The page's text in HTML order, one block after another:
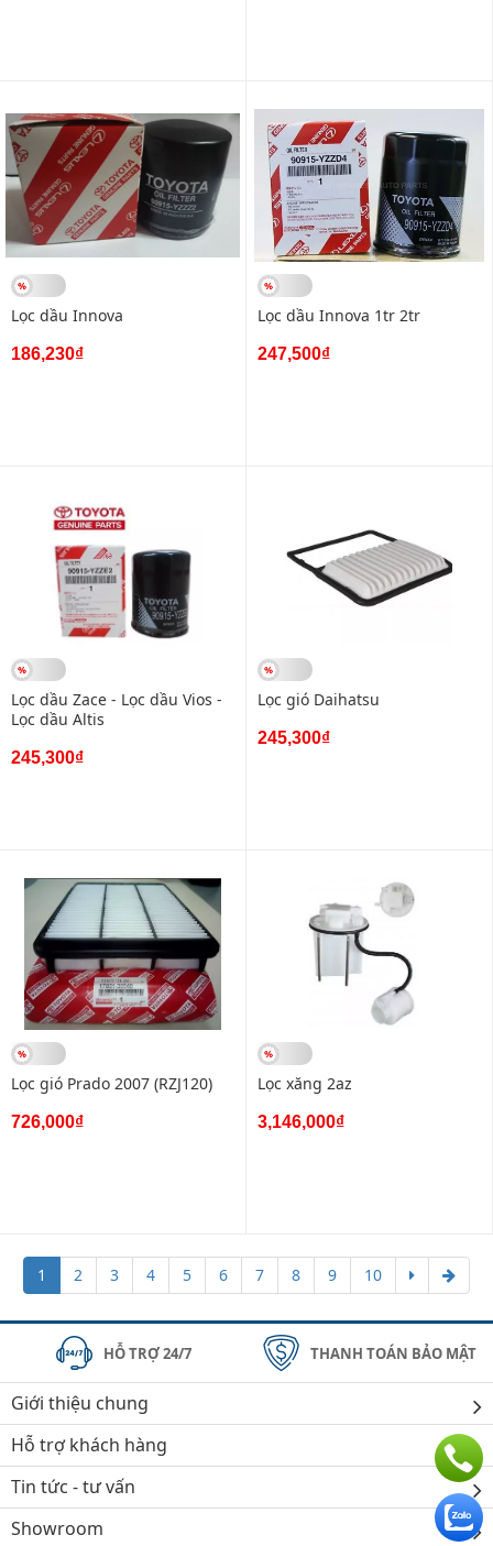
Lọc dầu Innova
186,230₫
Lọc dầu Innova 1tr 2tr
247,500₫
Lọc dầu Zace - Lọc dầu Vios -
Lọc dầu Altis
245,300₫
Lọc gió Daihatsu
245,300₫
Lọc gió Prado 2007 (RZJ120)
726,000₫
Lọc xăng 2az
3,146,000₫
1 2 3 4 5 6 7 8 9 10
HỖ TRỢ 24/7 THANH TOÁN BẢO MẬT
Giới thiệu chung
Hỗ trợ khách hàng
Tin tức - tư vấn
Showroom